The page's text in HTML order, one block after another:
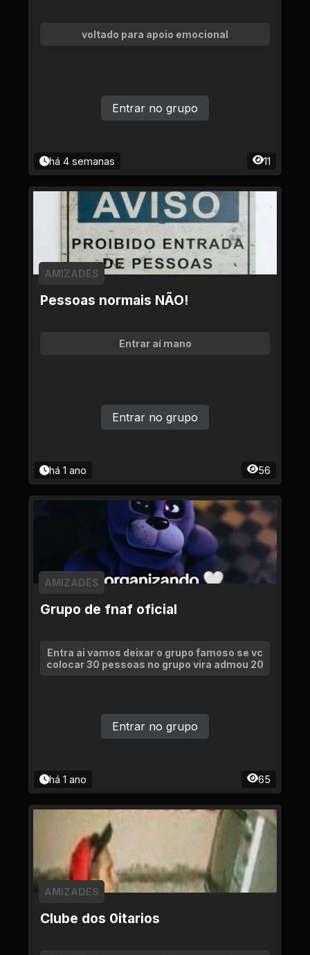
voltado para apoio emocional
há 4 semanas 11
Entrar no grupo
Pessoas normais NÃO!
AMIZADES
Entrar aí mano
há 1 ano 56
Entrar no grupo
Grupo de fnaf oficial
AMIZADES
Entra ai vamos deixar o grupo famoso se vc
colocar 30 pessoas no grupo vira admou 20
há 1 ano 65
Entrar no grupo
Clube dos 0itarios
AMIZADES